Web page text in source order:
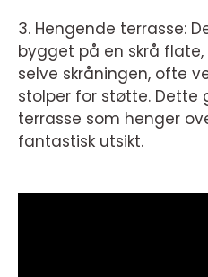
3. Hengende terrasse:
bygget på en skrå
selve skråningen, ofte
stolper for støtte. Dette
terrasse som henger
fantastisk utsikt.